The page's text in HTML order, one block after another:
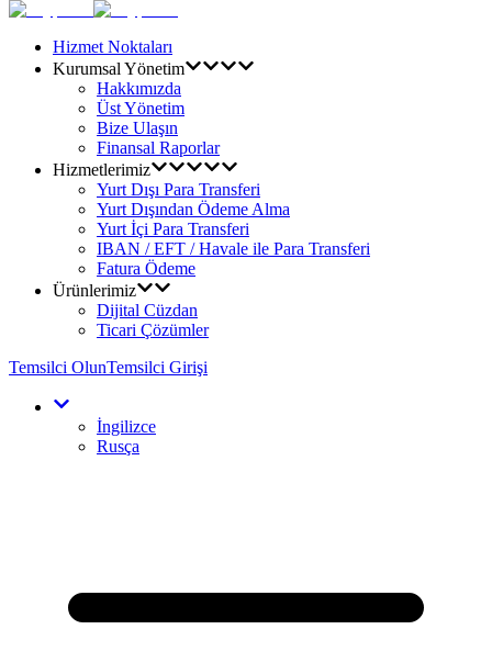
Hizmet Noktaları
Kurumsal Yönetim
Hakkımızda
Üst Yönetim
Bize Ulaşın
Finansal Raporlar
Hizmetlerimiz
Yurt Dışı Para Transferi
Yurt Dışından Ödeme Alma
Yurt İçi Para Transferi
IBAN / EFT / Havale ile Para Transferi
Fatura Ödeme
Ürünlerimiz
Dijital Cüzdan
Ticari Çözümler
Temsilci OlunTemsilci Girişi
İngilizce
Rusça